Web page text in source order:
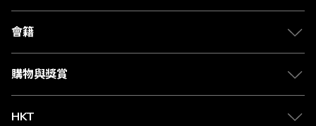
關於 The Club
合作夥伴
媒體中心
會籍
會籍及專屬禮遇
賺取積分
購物與獎賞
物流與配送
Club Shopping 商品領取站
HKT